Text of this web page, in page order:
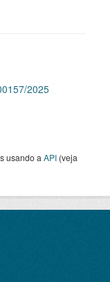
2025
usando a API (veja